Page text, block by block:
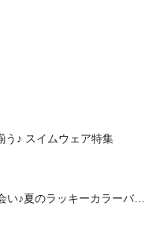
う♪ スイムウェア特集
い♪夏のラッキーカラーバッ